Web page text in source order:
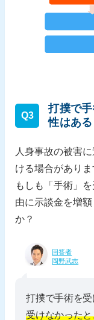
Q3
打撲で
性はある
人身事故の被害
ける場合がありま
もしも「手術」
由に示談金を増
か？
回答者
岡野武志
打撲で手術を
受けなかった